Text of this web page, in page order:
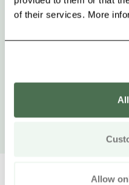
of their services. More
Allow